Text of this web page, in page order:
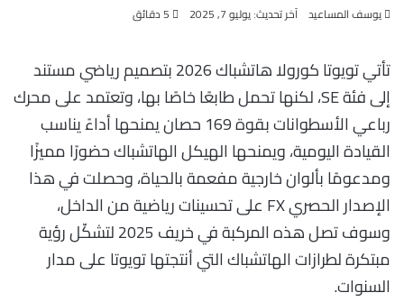
يوسف المساعيد آخر تحديث: يوليو 7, 2025
تأتي تويوتا كورولا هاتشباك 2026 بتصميم رياضي مستند
إلى فئة SE، لكنها تحمل طابعًا خاصًا بها، وتعتمد على محرك
رباعي الأسطوانات بقوة 169 حصان يمنحها أداءً يناسب
القيادة اليومية، ويمنحها الهيكل الهاتشباك حضورًا مميزًا
ومدعومًا بألوان خارجية مفعمة بالحياة، وحصلت في هذا
الإصدار الحصري FX على تحسينات رياضية من الداخل،
وسوف تصل هذه المركبة في خريف 2025 لتشكّل رؤية
مبتكرة لطرازات الهاتشباك التي أنتجتها تويوتا على مدار
السنوات.